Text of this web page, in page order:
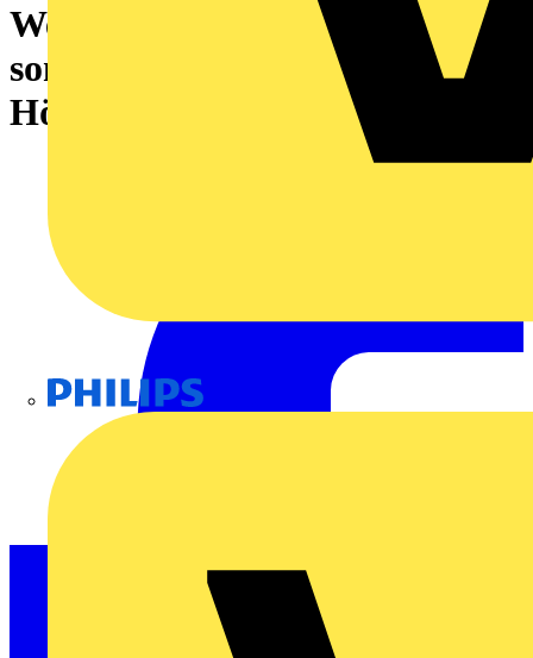
Werkzeugkoffer (bestückt),
sonstige, Breite: 480 mm,
Höhe: 400 mm, Tiefe: 170 mm